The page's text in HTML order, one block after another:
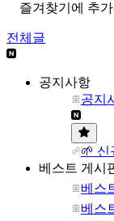
즐겨찾기에 추
전체글
공지사항
공지
🌱 신
베스트 게시
베스
베스